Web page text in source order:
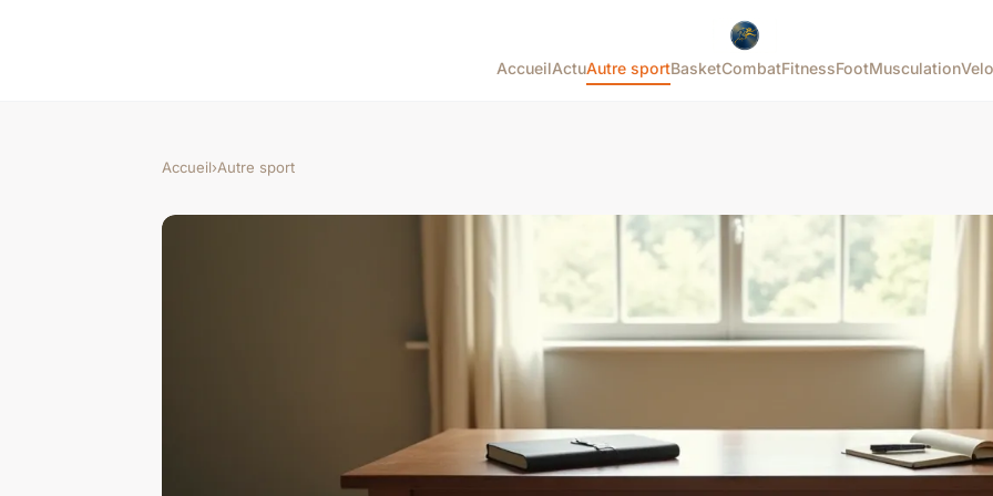
AccueilActuAutre sportBasketCombatFitnessFootMusculationVelo
Accueil›Autre sport